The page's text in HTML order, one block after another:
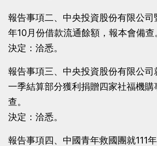
報告事項二、中央投資股份有限公司
年10月份借款流通餘額，報本會備查
決定：洽悉。
報告事項三、中央投資股份有限公司
一季結算部分獲利捐贈四家社福機購
查。
決定：洽悉。
報告事項四、中國青年救國團就111